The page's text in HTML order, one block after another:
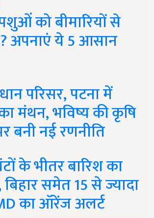
को बीमारियों से
अपनाएं ये 5 आसान
परिसर, पटना में
मंथन, भविष्य की कृषि
बनी नई रणनीति
के भीतर बारिश का
समेत 15 से ज्यादा
का ऑरेंज अलर्ट